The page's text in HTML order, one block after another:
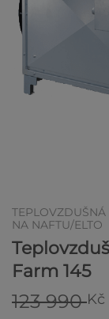
NA NAFTU/ELTO
Farm 145
123 990Kč